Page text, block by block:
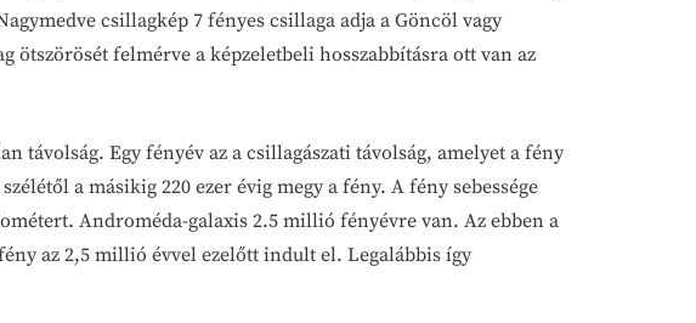
csillagkép 7 fényes csillaga adja a Göncöl vagy
felmérve a képzeletbeli hosszabbításra ott van az
távolság. Egy fényév az a csillagászati távolság, amelyet a fény
a másikig 220 ezer évig megy a fény. A fény sebessége
Androméda-galaxis 2.5 millió fényévre van. Az ebben a
az 2,5 millió évvel ezelőtt indult el. Legalábbis így